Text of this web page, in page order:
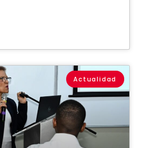
Actualidad